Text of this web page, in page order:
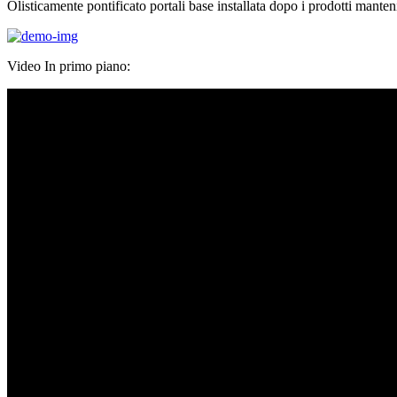
Olisticamente pontificato portali base installata dopo i prodotti
Video In primo piano: